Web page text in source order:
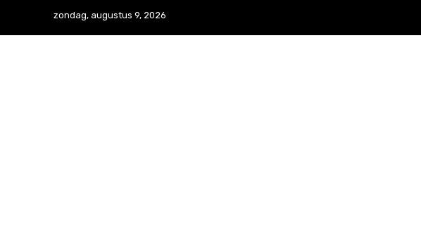
zondag, augustus 9, 2026